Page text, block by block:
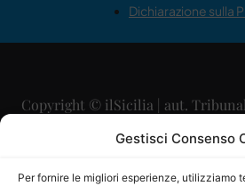
Gestisci Consenso
Per fornire le migliori esperienze, utilizziamo
Dichiarazione sulla
Copyright © ilSicilia | aut.
29/09/2015